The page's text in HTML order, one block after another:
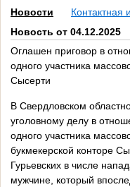
Новости
Новость от 04.12.2025
Оглашен приговор в
одного участника
Сысерти
В Свердловском
уголовному делу в
одного участника
букмекерской конторе
Гурьевских в числе
мужчине, который